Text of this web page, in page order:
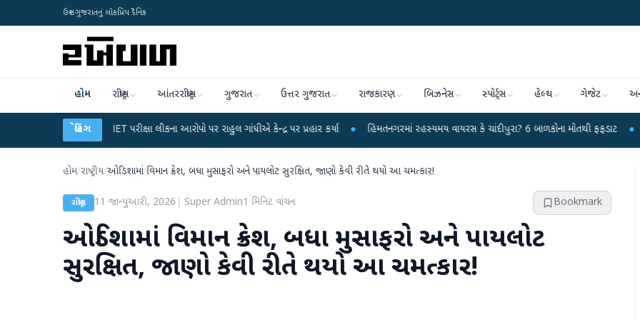
ઉત્તર ગુજરાતનું લોકપ્રિય દૈનિક
હોમ રાષ્ટ્રીય આંતરરાષ્ટ્રીય ગુજરાત ઉત્તર ગુજરાત રાજકારણ બિઝનેસ સ્પોર્ટ્સ હેલ્થ ગેજેટ
બ્રેકિંગ
UGC-NET પરીક્ષા લીકના આરોપો પર રાહુલ ગાંધીએ કેન્દ્ર પર પ્રહાર કર્યા ● હિંમતનગરમાં રહસ્યમય વાયરસ કે ચાંદીપુરા? 6 બાળકોના મોતથી ફફડાટ ● હવામાન
હોમ/રાષ્ટ્રીય/ઓડિશામાં વિમાન ક્રેશ, બધા મુસાફરો અને પાયલોટ સુરક્ષિત, જાણો કેવી રીતે થયો આ ચમત્કાર!
રાષ્ટ્રીય 11 જાન્યુઆરી, 2026 Super Admin1 મિનિટ વાંચન Bookmark
ઓડિશામાં વિમાન ક્રેશ, બધા મુસાફરો અને પાયલોટ
સુરક્ષિત, જાણો કેવી રીતે થયો આ ચમત્કાર!